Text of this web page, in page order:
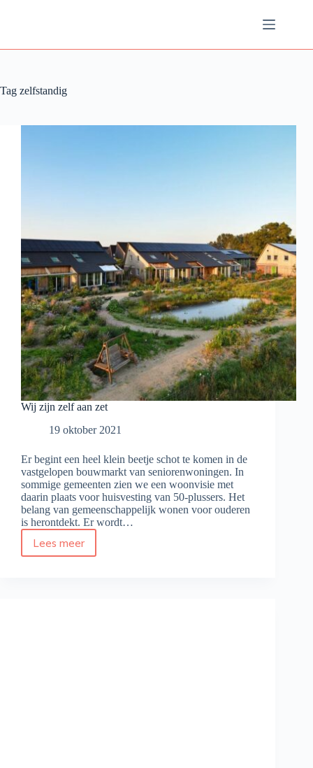
Tag zelfstandig
Wij zijn zelf aan zet
19 oktober 2021
Er begint een heel klein beetje schot te komen in de
vastgelopen bouwmarkt van seniorenwoningen. In
sommige gemeenten zien we een woonvisie met
daarin plaats voor huisvesting van 50-plussers. Het
belang van gemeenschappelijk wonen voor ouderen
is herontdekt. Er wordt…
Lees meer
Wij